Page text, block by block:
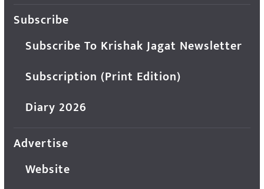
Subscribe
Subscribe To Krishak Jagat Newsletter
Subscription (Print Edition)
Diary 2026
Advertise
Website